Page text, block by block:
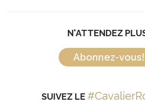
N'ATTENDEZ
Abonnez-vous!
SUIVEZ LE